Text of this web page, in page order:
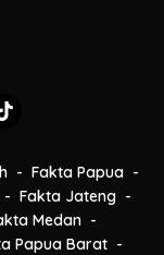
Fakta Papua
Fakta Jateng
Medan
Papua Barat